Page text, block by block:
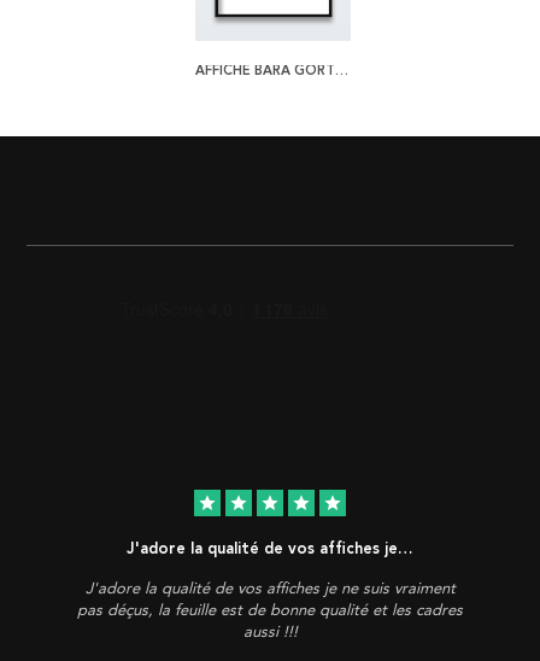
AFFICHE BARA GÖRT VIT
star star star star star
J'adore la qualité de vos affiches je…
J'adore la qualité de vos affiches je ne suis vraiment
pas déçus, la feuille est de bonne qualité et les cadres
aussi !!!